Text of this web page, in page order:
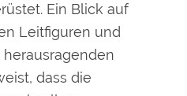
Ein Blick auf
Leitfiguren und
dass die